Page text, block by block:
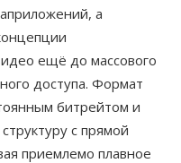
а
ещё до массового
доступа. Формат
битрейтом и
с прямой
приемлемо плавное